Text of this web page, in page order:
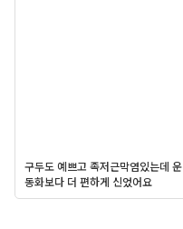
구두도 예쁘고 족저근막염있는데 운
동화보다 더 편하게 신었어요